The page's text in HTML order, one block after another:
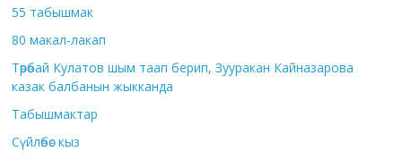
55 табышмак
80 макал-лакап
Төрөбай Кулатов шым таап берип, Зууракан Кайназарова
казак балбанын жыкканда
Табышмактар
Сүйлөбөс кыз